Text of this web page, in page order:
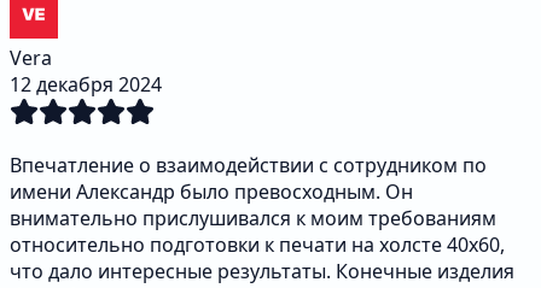
Vera
12 декабря 2024
Впечатление о взаимодействии с сотрудником по
имени Александр было превосходным. Он
внимательно прислушивался к моим требованиям
относительно подготовки к печати на холсте 40х60,
что дало интересные результаты. Конечные изделия